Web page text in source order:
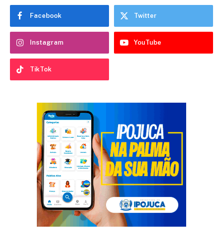
Facebook Twitter
Instagram YouTube
TikTok